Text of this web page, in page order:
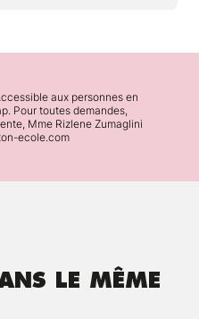
aux personnes en
Pour toutes demandes,
Mme Rizlene Zumaglini
ecole.com
LE MÊME